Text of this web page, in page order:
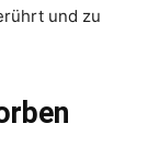
und zu